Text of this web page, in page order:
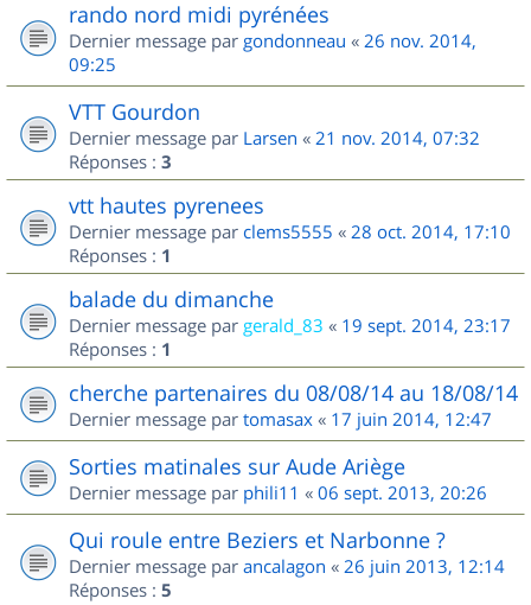
rando nord midi pyrénées
Dernier message par gondonneau « 26 nov. 2014,
09:25
VTT Gourdon
Dernier message par Larsen « 21 nov. 2014, 07:32
Réponses : 3
vtt hautes pyrenees
Dernier message par clems5555 « 28 oct. 2014, 17:10
Réponses : 1
balade du dimanche
Dernier message par gerald_83 « 19 sept. 2014, 23:17
Réponses : 1
cherche partenaires du 08/08/14 au 18/08/14
Dernier message par tomasax « 17 juin 2014, 12:47
Sorties matinales sur Aude Ariège
Dernier message par phili11 « 06 sept. 2013, 20:26
Qui roule entre Beziers et Narbonne ?
Dernier message par ancalagon « 26 juin 2013, 12:14
Réponses : 5